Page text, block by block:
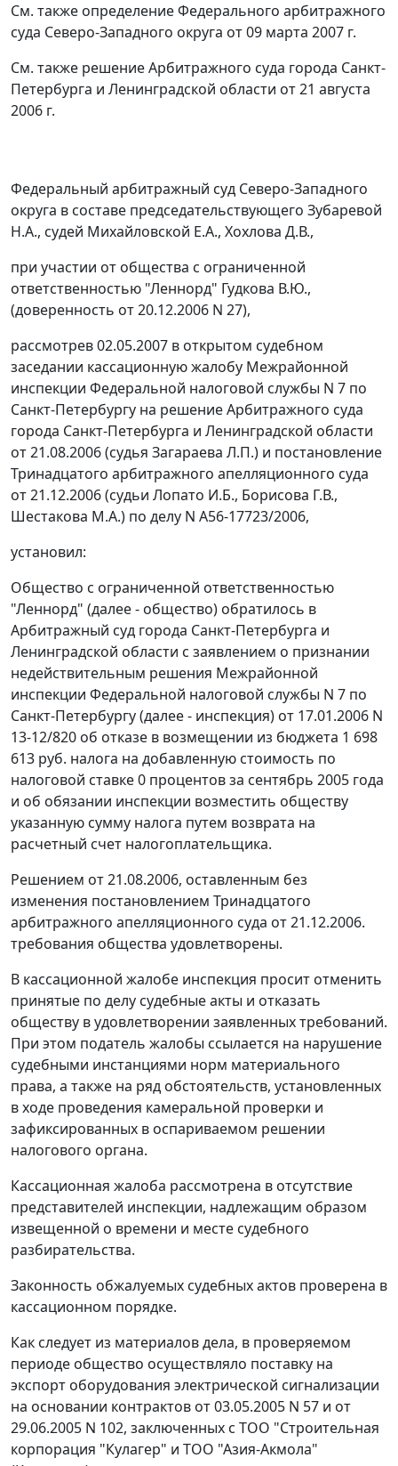
См. также определение Федерального арбитражного
суда Северо-Западного округа от 09 марта 2007 г.
См. также решение Арбитражного суда города Санкт-
Петербурга и Ленинградской области от 21 августа
2006 г.
Федеральный арбитражный суд Северо-Западного
округа в составе председательствующего Зубаревой
Н.А., судей Михайловской Е.А., Хохлова Д.В.,
при участии от общества с ограниченной
ответственностью "Леннорд" Гудкова В.Ю.,
(доверенность от 20.12.2006 N 27),
рассмотрев 02.05.2007 в открытом судебном
заседании кассационную жалобу Межрайонной
инспекции Федеральной налоговой службы N 7 по
Санкт-Петербургу на решение Арбитражного суда
города Санкт-Петербурга и Ленинградской области
от 21.08.2006(судья Загараева Л.П.) и постановление
Тринадцатого арбитражного апелляционного суда
от 21.12.2006 (судьи Лопато И.Б., Борисова Г.В.,
Шестакова М.А.) по делу N А56-17723/2006,
установил:
Общество с ограниченной ответственностью
"Леннорд" (далее - общество) обратилось в
Арбитражный суд города Санкт-Петербурга и
Ленинградской области с заявлением о признании
недействительным решения Межрайонной
инспекции Федеральной налоговой службы N 7 по
Санкт-Петербургу (далее - инспекция) от 17.01.2006 N
13-12/820 об отказе в возмещении из бюджета 1 698
613 руб. налога на добавленную стоимость по
налоговой ставке 0 процентов за сентябрь 2005 года
и об обязании инспекции возместить обществу
указанную сумму налога путем возврата на
расчетный счет налогоплательщика.
Решением от 21.08.2006, оставленным без
изменения постановлением Тринадцатого
арбитражного апелляционного суда от 21.12.2006.
требования общества удовлетворены.
В кассационной жалобе инспекция просит отменить
принятые по делу судебные акты и отказать
обществу в удовлетворении заявленных требований.
При этом податель жалобы ссылается на нарушение
судебными инстанциями норм материального
права, а также на ряд обстоятельств, установленных
в ходе проведения камеральной проверки и
зафиксированных в оспариваемом решении
налогового органа.
Кассационная жалоба рассмотрена в отсутствие
представителей инспекции, надлежащим образом
извещенной о времени и месте судебного
разбирательства.
Законность обжалуемых судебных актов проверена в
кассационном порядке.
Как следует из материалов дела, в проверяемом
периоде общество осуществляло поставку на
экспорт оборудования электрической сигнализации
на основании контрактов от 03.05.2005 N 57 и от
29.06.2005 N 102, заключенных с ТОО "Строительная
корпорация "Кулагер" и ТОО "Азия-Акмола"